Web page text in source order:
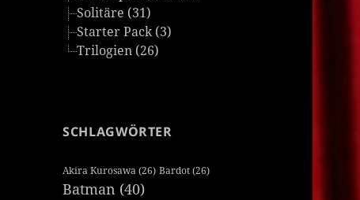
Solitäre (31)
Starter Pack (3)
Trilogien (26)
SCHLAGWÖRTER
Akira Kurosawa (26) Bardot(26)
Batman (40)